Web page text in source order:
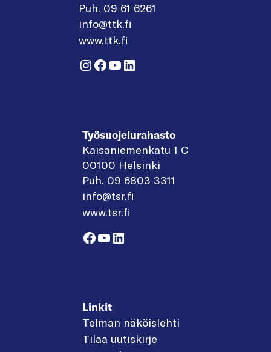
Puh. 09 61 6261
info@ttk.fi
www.ttk.fi
Instagram
Facebook
YouTube
LinkedIn
Työsuojelurahasto
Kaisaniemenkatu 1 C
00100 Helsinki
Puh. 09 6803 3311
info@tsr.fi
www.tsr.fi
Facebook
YouTube
LinkedIn
Linkit
Telman näköislehti
Tilaa uutiskirje